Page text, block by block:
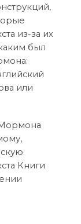
из-за их
был
или
Книги